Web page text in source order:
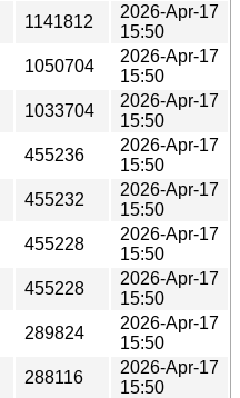
1141812
2026-Apr-17
15:50
1050704
2026-Apr-17
15:50
1033704
2026-Apr-17
15:50
455236
2026-Apr-17
15:50
455232
2026-Apr-17
15:50
455228
2026-Apr-17
15:50
455228
2026-Apr-17
15:50
289824
2026-Apr-17
15:50
288116
2026-Apr-17
15:50